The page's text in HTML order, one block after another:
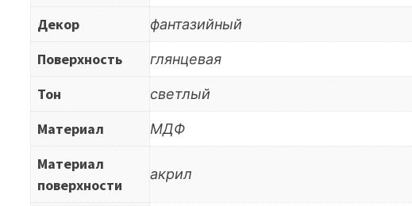
Декор
фантазийный
Поверхность
глянцевая
Тон
светлый
Материал
МДФ
Материал
поверхности
акрил